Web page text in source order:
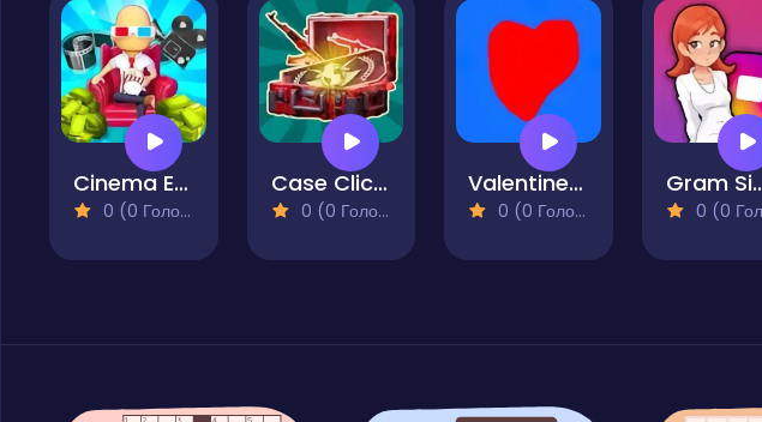
Cinema Empire Idle Tycoon
0 (0 Голосів)
Case Clicker
0 (0 Голосів)
Valentines Day Clicker
0 (0 Голосів)
Gram
0 (0